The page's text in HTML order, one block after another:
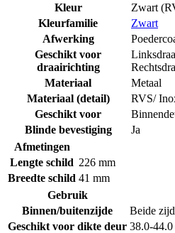
Kleur
Zwart
Kleurfamilie
Zwart
Afwerking
Geschikt voor
draairichting
Materiaal
Metaal
Materiaal (detail)
RVS/
Geschikt voor
Blinde bevestiging
Ja
Afmetingen
Lengte schild 226 mm
Breedte schild 41 mm
Gebruik
Binnen/buitenzijde
Beide
Geschikt voor dikte deur 38.0-